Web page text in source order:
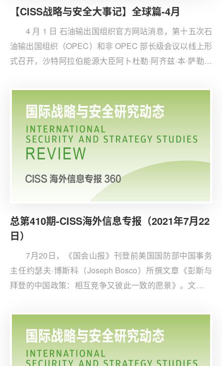
【CISS战略与安全大事记】全球篇-4月
4 月 1 日 石油输出国组织官方网站消息，第十五次石
油输出国组织（OPEC）和非 OPEC 部长级会议以线上形
式召开，沙特阿拉伯能源大臣阿卜杜勒·阿齐兹·本·萨勒曼
总第410期-CISS海外信息专报（2021年7月22
日）
7月20日，《国会山报》刊登前美国国防部中国事务
主任约瑟夫·博斯科（Joseph Bosco）所撰文章《彭斯与
拜登的中国政策：相互竞争又彼此一致的愿景》。文章认
登政府的对华政策实则拥有大致相同的框架。